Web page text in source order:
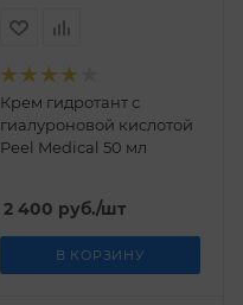
Крем гидротант с
гиалуроновой кислотой
Peel Medical 50 мл
2 400 руб./шт
В КОРЗИНУ